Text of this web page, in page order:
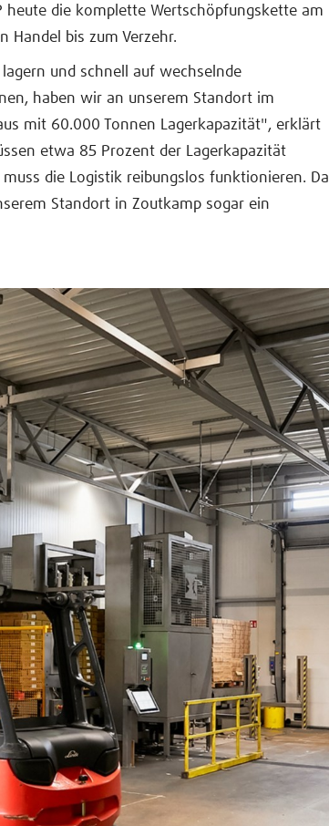
heute die komplette Wertschöpfungskette am
Handel bis zum Verzehr.
und schnell auf wechselnde
haben wir an unserem Standort im
mit 60.000 Tonnen Lagerkapazität", erklärt
etwa 85 Prozent der Lagerkapazität
die Logistik reibungslos funktionieren. Da
Standort in Zoutkamp sogar ein